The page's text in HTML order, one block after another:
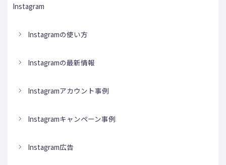
Instagram
Instagramの使い方
Instagramの最新情報
Instagramアカウント事例
Instagramキャンペーン事例
Instagram広告